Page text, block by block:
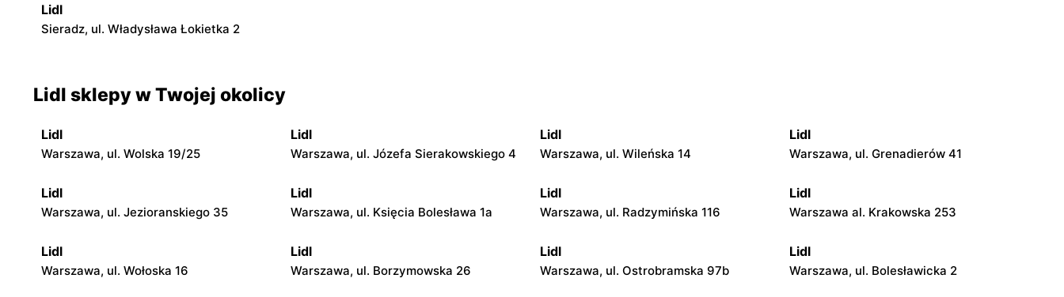
Lidl
Sieradz, ul. Władysława Łokietka 2
Lidl sklepy w Twojej okolicy
Lidl
Warszawa, ul. Wolska 19/25
Lidl
Warszawa, ul. Józefa Sierakowskiego 4
Lidl
Warszawa, ul. Wileńska 14
Lidl
Warszawa, ul. Grenadierów 41
Lidl
Warszawa, ul. Jezioranskiego 35
Lidl
Warszawa, ul. Księcia Bolesława 1a
Lidl
Warszawa, ul. Radzymińska 116
Lidl
Warszawa al. Krakowska 253
Lidl
Warszawa, ul. Wołoska 16
Lidl
Warszawa, ul. Borzymowska 26
Lidl
Warszawa, ul. Ostrobramska 97b
Lidl
Warszawa, ul. Bolesławicka 2